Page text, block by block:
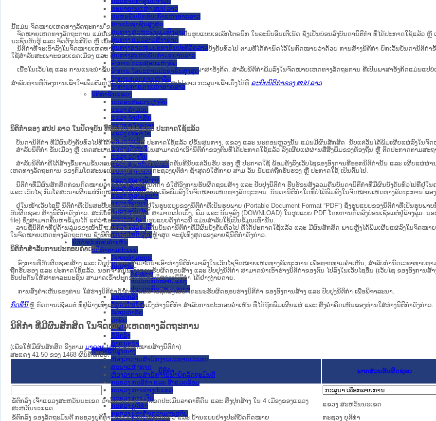
ທະນາຄານແຫ່ງ ສປປ ລາວ
ສະຫະພັນນັກຮົບເກົ່າແຫ່ງຊາດລາວ
ສານປະຊາຊົນສູງສຸດ
ສູນກາງ ສະຫະພັນແມ່ຍິງລາວ
ສູນກາງ ແນວລາວສ້າງຊາດ
ສູນກາງຊາວໜຸ່ມປະຊາຊົນປະຕິວັດລາວ
ສູນກາງສະຫະພັນກຳມະບານລາວ
ອົງການ ກວດສອບແຫ່ງລັດ
ອົງການ ໄອຍະການປະຊາຊົນສູງສຸດ
ອົງການກວດກາແຫ່ງລັດ
ອົງການກາແດງແຫ່ງຊາດລາວ
ນິຕິກໍາຂັ້ນແຂວງ
ນະ​ຄອນ​ຫລວງວຽງຈັນ
ແຂວງ ຄໍາມ່ວນ
ແຂວງ ຈໍາປາສັກ
ແຂວງ ຊຽງຂວາງ
ແຂວງ ບໍລິຄໍາໄຊ
ແຂວງ ບໍ່ແກ້ວ
ແຂວງ ຜົ້ງສາລີ
ແຂວງ ວຽງຈັນ
ແຂວງ ສະຫວັນນະເຂດ
ແຂວງ ສາລະວັນ
ແຂວງ ຫລວງນໍ້າທາ
ແຂວງ ຫົວພັນ
ແຂວງ ຫຼວງພະບາງ
ແຂວງ ອັດຕະປື
ແຂວງ ອຸດົມໄຊ
ແຂວງ ເຊກອງ
ແຂວງ ໄຊຍະບູລີ
ແຂວງ ໄຊສົມບູນ
ນິຕິກໍາປະກອບຄໍາເຫັນ
ນິຕິກໍາຕາມປະເພດ
ລັດຖະທໍາມະນູນ
ກົດໝາຍ
ກົດໝາຍ
ປະມວນກົດໝາຍ ແພ່ງ
ປະມວນກົດໝາຍ ອາຍາ
ມະຕິຕົກລົງ
ລັດຖະບັນຍັດ
ລັດຖະດໍາລັດ
ດໍາລັດ
ຄໍາສັ່ງ
ຂໍ້ຕົກລົງ
ຄໍາແນະນໍາ
ນິຕິກຳຂັ້ນສູນກາງ
ຫ້ອງວ່າການສໍານັກງານປະທານປະເທດ
ສະພາແຫ່ງຊາດ
ຫ້ອງວ່າການສຳນັກງານນາຍົກລັດຖະມົນຕີ
ກະຊວງ ກະສິກຳ ແລະ ສິ່ງແວດລ້ອມ
ກະຊວງ ການຕ່າງປະເທດ
ກະຊວງ ການເງິນ
ກະຊວງ ຍຸຕິທໍາ
ກະຊວງ ປ້ອງກັນຄວາມສະຫງົບ
ນີ້ແມ່ນ ຈົດໝາຍເຫດທາງລັດຖະການ ຂອງ ສປປ ລາວ.
ຈົດໝາຍເຫດທາງລັດຖະການ ແມ່ນ​ເອ​ກະ​ສານ​ທາງ​ການ​ຂອງ​ລັດ ທີ່​ເປັນ​ຮູບ​ແບບ​ເອ​ເລັກ​ໂຕ​ຣ​ນິກ ໃນ​ລະ​ບົບ​ອິນ​ເຕີ​ເນັດ ຊຶ່ງ​ເປັນ​ບ່ອນ​ລົງ​ບັນ​ດາ​ນິ​ຕິ​ກຳ ທີ່ໄດ້ປະກາດໃຊ້ແລ້ວ ຫຼື
ນະ​ຊົນ​ຮັບ​ຮູ້ ແລະ ຈັດ​ຕັ້ງ​ປະ​ຕິ​ບັດ ຫຼື ເພື່ອທາບທາມຄໍາເຫັນ.
ນິ​ຕິ​ກຳ​ທີ່​ຈະ​ເອົາ​ລົງ​ໃນ​ຈົດ​ໝາຍ​ເຫດ​ທາງ​ລັດ​ຖະ​ການ ​ແມ່ນ​ບັນ​ດາ​ນິ​ຕິ​ກຳ​ທີ່​ມີ​ຜົນ​ບັງ​ຄັບ​ທົ່ວ​ໄປ ຕາມ​ທີ່​ໄດ້​ກຳ​ນົດ​ໄວ້​ໃນ​ກົດ​ໝາຍ​ວ່າ​ດ້ວຍ​ ການ​ສ້າງ​ນິ​ຕິ​ກຳ ຍົກ​ເວັ້ນ​ບັນ​ດານິ​ຕິ​ກຳ​
ໃຊ້​ສຳ​ລັບ​ສະ​ເພາະ​ຂອບ​ເຂດ​ເມືອງ ແລະ ບ້ານ​ຂອງ​ຕົນ​ເທົ່າ​ນັ້ນ.
ເນື້ອໃນ​ເວັບ​ໄຊ​ ແລະ ການແນະນໍາຂັ້ນຕອນຕ່າງໆ ມີເປັນພາສາລາວ ແລະ ພາສາອັງກິດ. ສໍາລັບນິຕິກຳພິມລົງໃນຈົດໝາຍເຫດທາງລັດຖະການ ທີ່ເປັນພາສາອັງກິດແມ່ນແປບໍ່
ສໍາລັບທ່ານທີ່ຕ້ອງການເຂົ້າໃຈເພີ່ມຕື່ມກ່ຽວກັບ ລະບົບນິຕິກຳຂອງ ສປປ ລາວ ກະລຸນາເຂົ້າເບີ່ງໄດ້ທີ່ ລະບົບນິຕິກຳຂອງ ສປປ ລາວ
ນິຕິກຳຂອງ ສປປ ລາວ ໃນປັດຈຸບັນ ທີ່ຖືກ​ຮັບ​ຮອງ ແລະ ປະກາດໃຊ້ແລ້ວ
ບັນດານິຕິກໍາ ທີ່ມີຜົນບັງຄັບທົ່ວໄປທີ່ໄດ້ຖືກ​ຮັບ​ຮອງ ຫຼື ປະກາດໃຊ້ແລ້ວ ຢູ່ຂັ້ນ​ສູນ​ກາງ, ແຂວງ ແລະ ນະຄອນຫຼວງນັ້ນ ແມ່ນມີຜົນສັກສິດ ນັບ​ແຕ່​ວັນໄດ້ພິມເຜີຍແຜ່ລົງໃນຈົດ
ສຳລັບນິ​ຕິ​ກຳ ຂັ້ນເມືອງ ຫຼື ເທດ​ສະ​ບານ ແລະ ບ້ານ ແມ່ນສາມາດນຳເອົານິຕິກຳຂອງຕົນທີ່ໄດ້ປະກາດໃຊ້ແລ້ວ ລົງ​ເຜີຍແຜ່​ຜ່ານ​ສື່ສິ່ງພິມຂອງທ້ອງຖິ່ນ ຫຼື ຕິດປະກາດຕາມສະຖ
ສໍາລັບນິຕິກໍາທີ່ໄດ້ສ້າງຂຶ້ນຕາມຂັ້ນຕອນເລັ່ງລັດ ອາດມີຜົນສັກສິດທັນທີນັບແຕ່ວັນຮັບ ຮອງ ຫຼື ປະກາດໃຊ້ ພ້ອມທັງລົງເວັບໄຊຂອງອົງການທີ່ອອກນິຕິກໍານັ້ນ ແລະ ເຜີຍແຜ່ຜ່
ເຫດ​ທາງ​ລັດ​ຖະ​ການ​ ຂອງກົມໂຄສະນາເຜີຍແຜ່ກົດໝາຍ ກະຊວງຍຸຕິທໍາ ຊ້າສຸດບໍ່ໃຫ້ກາຍ ສາມ ວັນ ນັບແຕ່ຖືກຮັບຮອງ ຫຼື ປະກາດໃຊ້ ເປັນຕົ້ນໄປ.
ນິ​ຕິ​ກຳ​ທີ່​ມີ​ຜົນ​ສັກ​ສິດ​ກ່ອນ​ກົດ​ໝາຍ​ວ່າ​ດ້ວຍ​ ການ​ສ້າງ​ນິ​ຕິ​ກຳ ຂໍໃຫ້ອົງ​ການ​ຮັບ​ຜິດ​ຊອບ​ສ້າງ ແລະ ປັບ​ປຸງນິ​ຕິ​ກຳ ຮີບຮ້ອນສັງລວມຄືນບັນດານິຕິກໍາທີ່ມີຜົນບັງຄັບທົ່ວໄປທີ່ຢູ່ໃ
ແລະ ເວັບໄຊ​ ກົມໂຄສະນາເຜີຍແຜ່ກົດໝາຍ ກະຊວງຍຸຕິທໍາ ເພື່ອພິມລົງໃນຈົດໝາຍເຫດທາງລັດຖະການ. ບັນ​ດາ​ນິ​ຕິ​ກຳ​ໃດ​ທີ່ບໍ່​ໄດ້​ພິມ​ລົງ​ໃນ​ຈົດ​ໝາຍ​ເຫດ​ທາງ​ລັດ​ຖະ​ການ ຂອ
ຢູ່ໃນໜ້າ​ເວັບ​ໄຊ​ນີ້ ນິຕິກຳທີ່ເປັນສະບັບທາງການ ແມ່ນຢູ່ໃນຮູບແບບຂອງນິຕິກໍາທີ່ເປັນຮູບພາບ (Portable Document Format “PDF”) ຊຶ່ງຮູບແບບຂອງນິຕິກໍາທີ່ເປັນຮູບ
ຮັບຜິດຊອບ ສ້າງນິຕິກຳດັ່ງກ່າວ. ສະບັບທີ່ເປັນທາງການນີ້ ສາມາດເປີດເບິ່ງ, ພິມ ແລະ ບັນຈຸລົງ (DOWNLOAD) ໃນຮູບແບບ PDF ໂດຍການກົດລົງບ່ອນເຊື່ອມຕໍ່ຢູ່ຂ້າງລຸ່ມ.
file) ຊຶ່ງສາມາດຄົ້ນຫາຂໍ້ມູນໄດ້ ແຕ່ວ່າເອກະສານທີ່ຢູ່ໃນຮູບແບບດັ່ງກ່າວນີ້ ແມ່ນສຳລັບໃຊ້ເປັນຂໍ້ມູນເທົ່ານັ້ນ.
ລາຍຊື່ນິຕິກຳທີ່ຢູ່ດ້ານລຸ່ມຂອງໜ້ານີ້ ແມ່ນສະແດງໃຫ້ເຫັນບັນດານິຕິກຳທີ່ມີຜົນບັງຄັບທົ່ວໄປ ທີ່ໄດ້ປະກາດໃຊ້ແລ້ວ ແລະ ມີຜົນສັກສິດ ພາຍຫຼັງໄດ້ພິມເຜີຍແຜ່ລົງໃນຈົດໝາ
ໃນຈົດໝາຍເຫດທາງລັດຖະການ ຊຶ່ງນິຕິກຳທີ່ຖືກພິມລົງຄັ້ງຫຼ້າສຸດ ຈະຢູ່ເທິງສຸດຂອງລາຍຊື່ນິຕິກໍາດັ່ງກ່າວ.
ນິຕິກຳສຳລັບການປະກອບຄຳເຫັນ
ອົງການທີ່ຮັບຜິດຊອບສ້າງ ແລະ ປັບປຸງນິຕິກຳ ສາມາດນຳເອົາຮ່າງນິຕິກຳມາລົງໃນ​ເວັບ​ໄຊຈົດໝາຍເຫດທາງລັດຖະການ ເພື່ອທາບທາມຄຳເຫັນ, ສໍາລັບກໍານົດເວລາທາ
ຖືກຮັບຮອງ ແລະ ປະກາດໃຊ້ແລ້ວ. ນອກຈາກນັ້ນ ອົງການຮັບຜິດຊອບສ້າງ ແລະ ປັບປຸງນິຕິກໍາ ສາມາດນຳເອົາຮ່າງນິຕິກຳຂອງຕົນ ໄປລົງໃນ​ເວັບ​ໄຊ​ອື່ນ (ເວັບ​ໄຊ​ ຂອງອົງກາ
ຮັບປະກັນໃຫ້ສາທາລະນະຊົນ ສາມາດເຂົ້າປະກອບຄໍາເຫັນໃສ່ຮ່າງນິຕິກຳ ໄດ້ຢ່າງງ່າຍດາຍ.
ການສົ່ງຄໍາເຫັນຂອງທ່ານ ໃສ່ຮ່າງນິຕິກຳດັ່ງກ່າວ ແມ່ນຈະຖືກສົ່ງໄປຫາຄະນະຮັບຜິດຊອບຮ່າງນິຕິກຳ ຂອງອົງການສ້າງ ແລະ ປັບປຸງນິຕິກຳ ເພື່ອພິຈາລະນາ.
ກົດທີ່ນີ້ ຫຼື ກົດການເຊື່ອມຕໍ່ ທີ່ຢູ່ຂ້າງເທີງຂອງໜ້ານີ້ ເພື່ອເບີ່ງຮ່າງນິຕິກໍາ ສໍາລັບການປະກອບຄຳເຫັນ ທີ່ໄດ້ຖືກພີມເຜີຍແຜ່ ແລະ ສົ່ງຄຳຄິດເຫັນຂອງທ່ານໃສ່ຮ່າງນິຕິກຳດັ່ງກ່າວ.
ນິຕິກໍາ ທີ່ມີຜົນສັກສິດ ໃນຈົດໝາຍເຫດທາງລັດຖະການ
(ເພື່ອໃຫ້ມີຜົນສັກສິດ ອີງຕາມ ມາດ​ຕາ 108ຂອງກົດໝາຍສ້າງນິຕິກໍາ)
ສະແດງ 41-50 ຂອງ 1468 ຜົນທີ່ໄດ້ຮັບ.
ນິຕິກໍາ ພາກສ່ວນຮັບຜິດຊອບ
ຂໍ້ຕົກລົງ ເຈົ້າແຂວງສະຫວັນນະເຂດ ວ່າດ້ວຍການກຳນົດເຂດປະເມີນລາຄາທີ່ດິນ ແລະ ສິ່ງປຸກສ້າງ ໃນ 4 ເມືອງຂອງແຂວງ
ສະຫວັນນະເຂດ
ແຂວງ ສະຫວັນນະເຂດ
ຂໍ້ຕົກລົງ ຂອງລັດຖະມົນຕີ ກະຊວງຍຸຕິທໍາ ວ່າດ້ວຍການສ້າງຄອບຄົວ ແລະ ບ້ານແບບຢ່າງປະຕິບັດກົດໝາຍ
ກະຊວງ ຍຸຕິທໍາ